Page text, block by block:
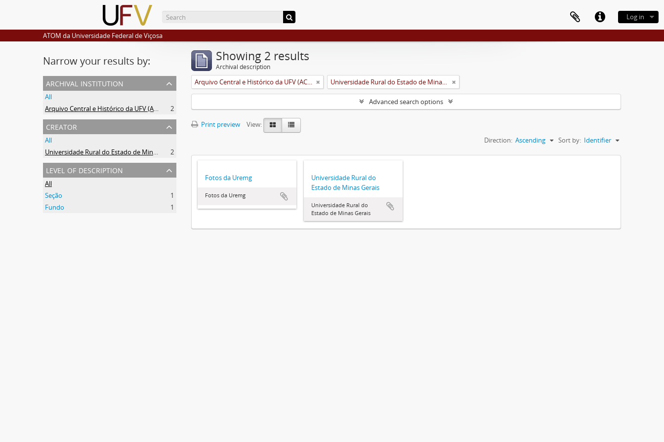
Log in
ATOM da Universidade Federal de Viçosa
Narrow your results by:
archival institution
All
Arquivo Central e Histórico da UFV (ACH-UFV)
2
creator
All
Universidade Rural do Estado de Minas Gerais (Uremg)
2
level of description
All
Seção
1
Fundo
1
Showing 2 results
Archival description
Arquivo Central e Histórico da UFV (ACH-UFV) Universidade Rural do Estado de Minas Gerais (Uremg)
Advanced search options
Print preview
View:
Sort by: Identifier
Direction: Ascending
Fotos da Uremg
Fotos da Uremg
Universidade Rural do
Estado de Minas Gerais
Universidade Rural do
Estado de Minas Gerais